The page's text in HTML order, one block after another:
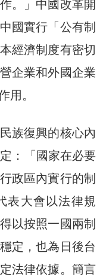
。」中國改革開
國實行「公有制
經濟制度有密切
企業和外國企業
用。
族復興的核心內
：「國家在必要
政區內實行的制
表大會以法律規
以按照一國兩制
定，也為日後台
法律依據。簡言